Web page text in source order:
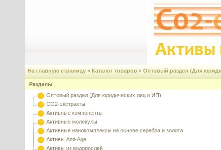
На главную страницу » Каталог товаров » Оптовый раздел (Для
Разделы
Оптовый раздел (Для юридических лиц и ИП)
CO2-экстракты
Активные компоненты
Активные молекулы
Активные нанокомплексы на основе серебра и золота
Активы Anti-Age
Активы из водорослей